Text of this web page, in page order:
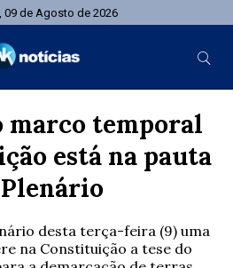
09 de Agosto de 2026
marco temporal
está na pauta
desta terça-feira (9) uma
na Constituição a tese do